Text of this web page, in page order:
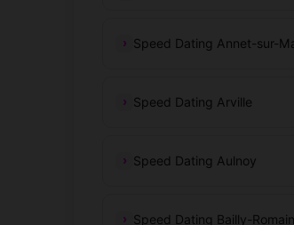
Speed Dating Annet-sur-
Speed Dating Arville
Speed Dating Aulnoy
Speed Dating Bailly-